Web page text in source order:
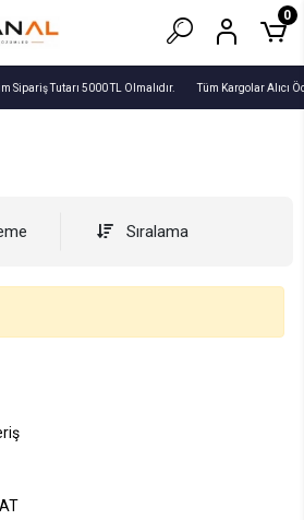
Sipariş Tutarı 5000 TL Olmalıdır. Tüm Kargolar Alıcı
0
Sıralama